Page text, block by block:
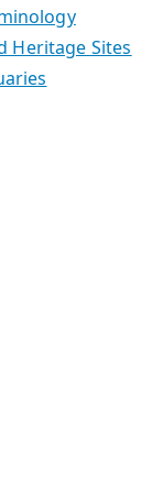
Heritage Sites